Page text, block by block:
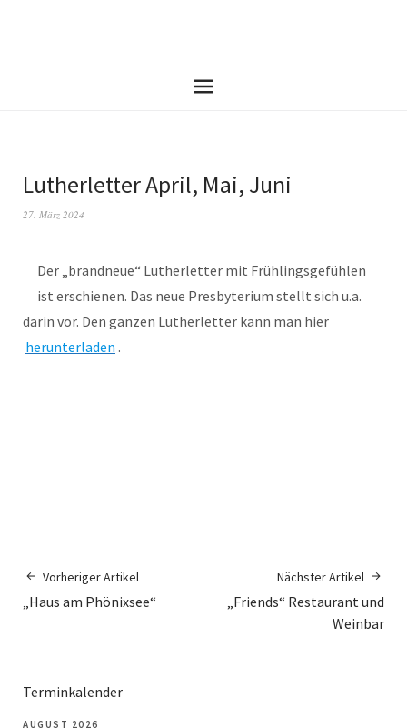
Lutherletter April, Mai, Juni
27. März 2024
Der „brandneue“ Lutherletter mit Frühlingsgefühlen
ist erschienen. Das neue Presbyterium stellt sich u.a.
darin vor. Den ganzen Lutherletter kann man hier
herunterladen .
Vorheriger Artikel
„Haus am Phönixsee“
Nächster Artikel
„Friends“ Restaurant und
Weinbar
Terminkalender
AUGUST 2026